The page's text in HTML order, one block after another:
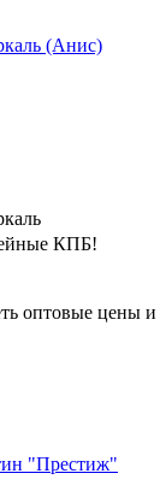
(Анис)
КПБ!
оптовые цены и
"Престиж"